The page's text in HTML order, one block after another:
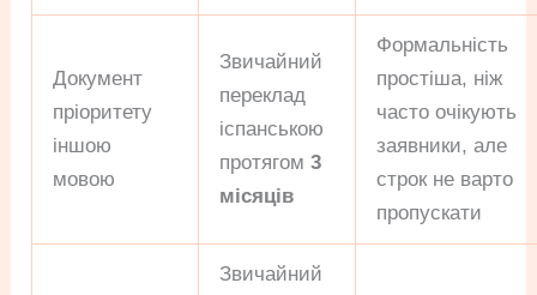
Документ
пріоритету
іншою
мовою
Звичайний
переклад
іспанською
протягом3
місяців
Формальність
простіша, ніж
часто очікують
заявники, але
строк не варто
пропускати
Звичайний